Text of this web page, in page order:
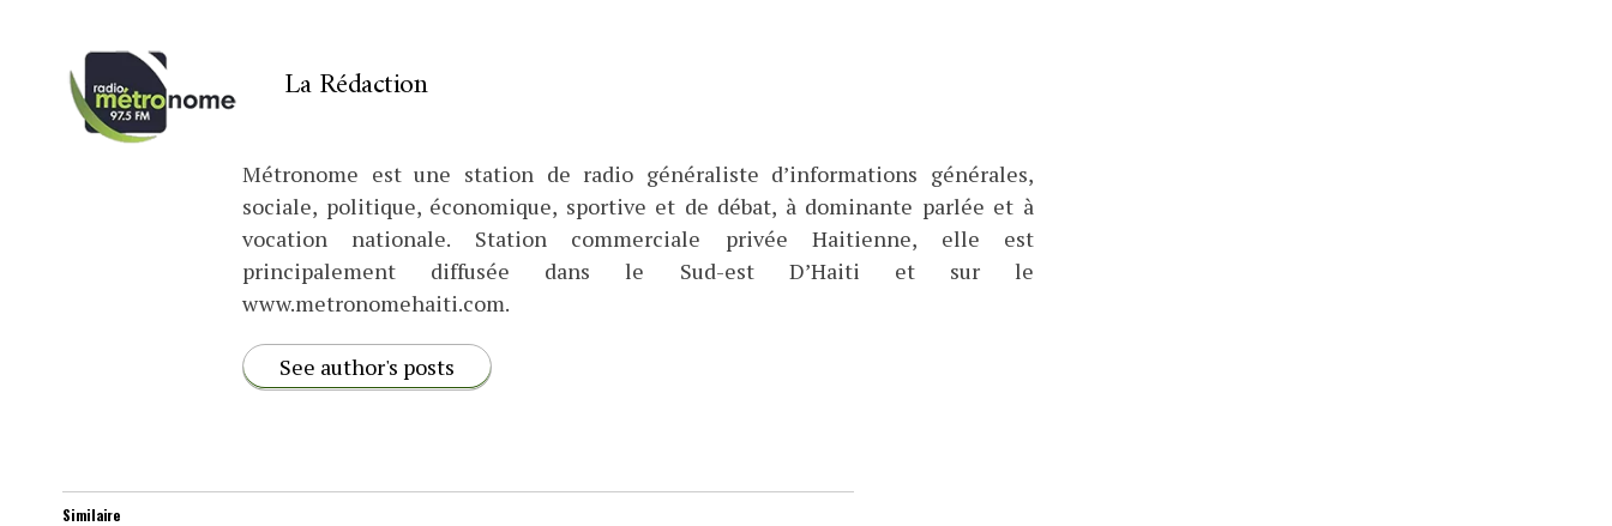
La Rédaction
Métronome est une station de radio généraliste d’informations générales,
sociale, politique, économique, sportive et de débat, à dominante parlée et à
vocation nationale. Station commerciale privée Haitienne, elle est
principalement diffusée dans le Sud-est D’Haiti et sur le
www.metronomehaiti.com.
See author's posts
Similaire